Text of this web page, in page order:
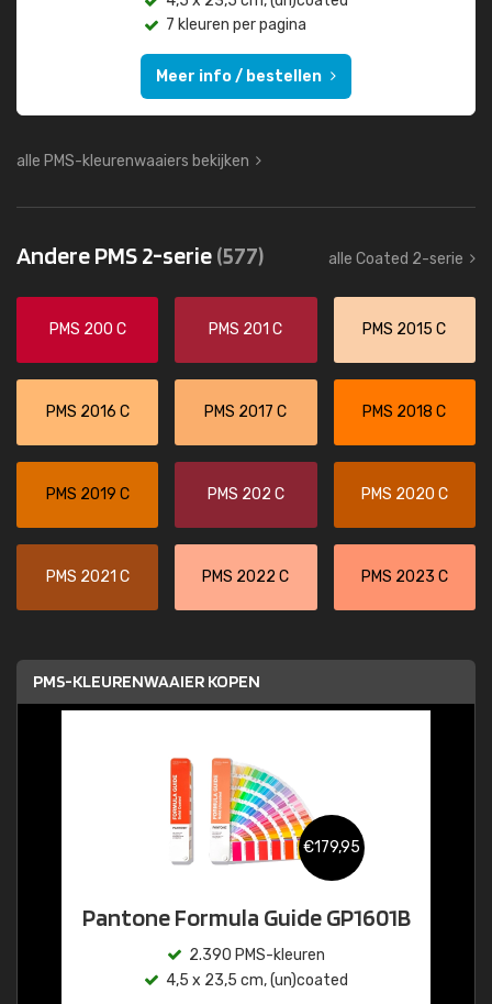
7 kleuren per pagina
Meer info / bestellen
alle PMS-kleurenwaaiers bekijken
Andere PMS 2-serie(577) alle Coated 2-serie
PMS 200 C PMS 201 C PMS 2015 C
PMS 2016 C PMS 2017 C PMS 2018 C
PMS 2019 C PMS 202 C PMS 2020 C
PMS 2021 C PMS 2022 C PMS 2023 C
PMS-KLEURENWAAIER KOPEN
€179,95
Pantone Formula Guide GP1601B
2.390 PMS-kleuren
4,5 x 23,5 cm, (un)coated